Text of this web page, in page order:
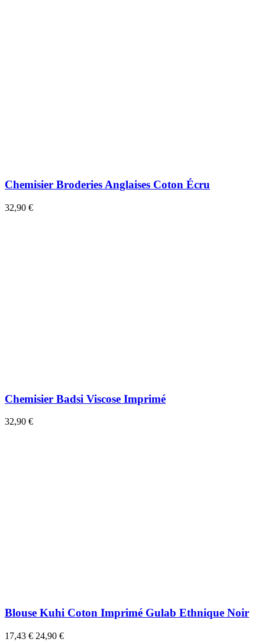
Chemisier Broderies Anglaises Coton Écru
32,90 €
Chemisier Badsi Viscose Imprimé
32,90 €
Blouse Kuhi Coton Imprimé Gulab Ethnique Noir
17,43 € 24,90 €